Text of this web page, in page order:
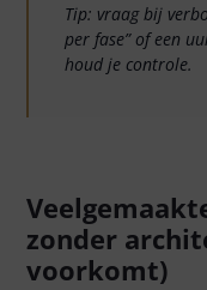
Tip: vraag bij
per fase” of een
houd je controle.
zonder
voorkomt)